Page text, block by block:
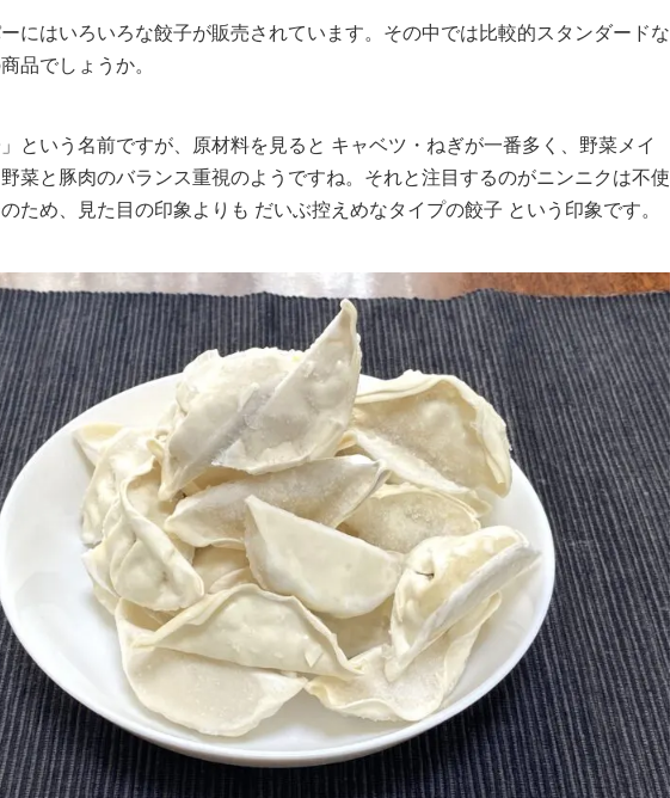
にはいろいろな餃子が販売されています。その中では比較的スタンダードな
品でしょうか。
」という名前ですが、原材料を見ると キャベツ・ねぎが一番多く、野菜メイ
菜と豚肉のバランス重視のようですね。それと注目するのがニンニクは不使
ため、見た目の印象よりも だいぶ控えめなタイプの餃子 という印象です。